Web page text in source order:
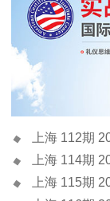
上海 112期
上海 114期
上海 115期